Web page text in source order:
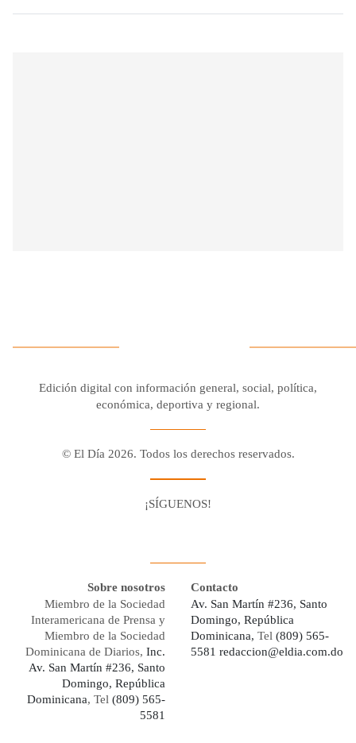
Edición digital con información general, social, política,
económica, deportiva y regional.
© El Día 2026. Todos los derechos reservados.
¡SÍGUENOS!
Sobre nosotros
Miembro de la Sociedad
Interamericana de Prensa y
Miembro de la Sociedad
Dominicana de Diarios, Inc.
Av. San Martín #236, Santo
Domingo, República
Dominicana, Tel (809) 565-
5581
Contacto
Av. San Martín #236, Santo
Domingo, República
Dominicana, Tel (809) 565-
5581 redaccion@eldia.com.do